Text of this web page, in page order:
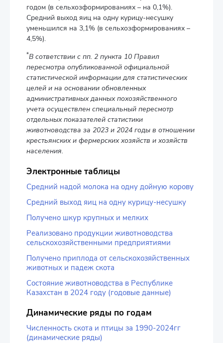
годом (в сельхозформированиях – на 0,1%).
Средний выход яиц на одну курицу-несушку
уменьшился на 3,1% (в сельхозформированиях –
4,5%).
*В сответствии с пп. 2 пункта 10 Правил
пересмотра опубликованной официальной
статистической информации для статистических
целей и на основании обновленных
административных данных похозяйственного
учета осуществлен специальный пересмотр
отдельных показателей статистики
животноводства за 2023 и 2024 годы в отношении
крестьянских и фермерских хозяйств и хозяйств
населения.
Электронные таблицы
Средний надой молока на одну дойную корову
Средний выход яиц на одну курицу-несушку
Получено шкур крупных и мелких
Реализовано продукции животноводства
сельскохозяйственными предприятиями
Получено приплода от сельскохозяйственных
животных и падеж скота
Состояние животноводства в Республике
Казахстан в 2024 году (годовые данные)
Динамические ряды по годам
Численность скота и птицы за 1990-2024гг
(динамические ряды)